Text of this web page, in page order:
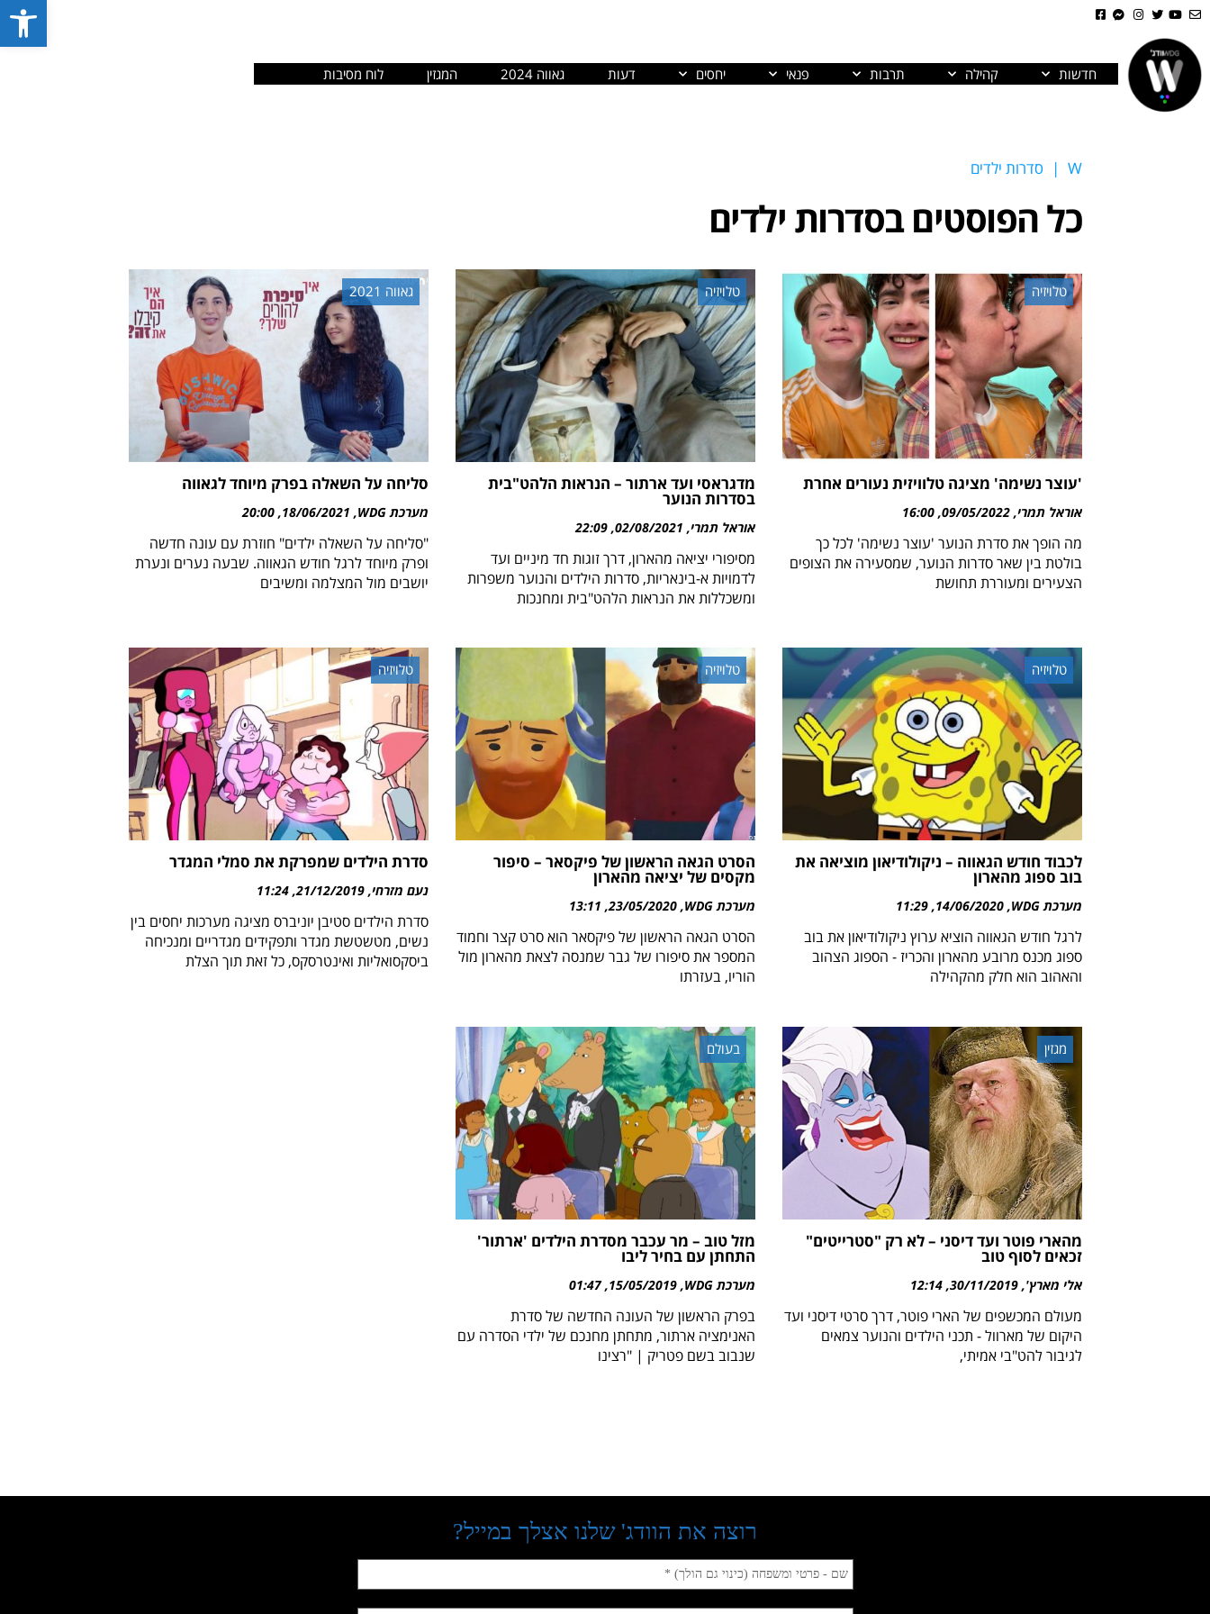
חדשות קהילה תרבות פנאי יחסים דעות גאווה 2024 המגזין לוח מסיבות
W
| סדרות ילדים
כל הפוסטים בסדרות ילדים
טלויזיה
'עוצר נשימה' מציגה טלוויזית נעורים אחרת
אוראל תמרי 09/05/2022
16:00
מה הופך את סדרת הנוער 'עוצר נשימה' לכל כך
בולטת בין שאר סדרות הנוער, שמסעירה את הצופים
הצעירים ומעוררת תחושת
טלויזיה
מדגראסי ועד ארתור – הנראות הלהט"בית
בסדרות הנוער
אוראל תמרי 02/08/2021
22:09
מסיפורי יציאה מהארון, דרך זוגות חד מיניים ועד
לדמויות א-בינאריות, סדרות הילדים והנוער משפרות
ומשכללות את הנראות הלהט"בית ומחנכות
גאווה 2021
סליחה על השאלה בפרק מיוחד לגאווה
מערכת WDG 18/06/2021
20:00
"סליחה על השאלה ילדים" חוזרת עם עונה חדשה
ופרק מיוחד לרגל חודש הגאווה. שבעה נערים ונערת
יושבים מול המצלמה ומשיבים
טלויזיה
לכבוד חודש הגאווה – ניקולודיאון מוציאה את
בוב ספוג מהארון
מערכת WDG 14/06/2020
11:29
לרגל חודש הגאווה הוציא ערוץ ניקולודיאון את בוב
ספוג מכנס מרובע מהארון והכריז - הספוג הצהוב
והאהוב הוא חלק מהקהילה
טלויזיה
הסרט הגאה הראשון של פיקסאר – סיפור
מקסים של יציאה מהארון
מערכת WDG 23/05/2020
13:11
הסרט הגאה הראשון של פיקסאר הוא סרט קצר וחמוד
המספר את סיפורו של גבר שמנסה לצאת מהארון מול
הוריו, בעזרתו
טלויזיה
סדרת הילדים שמפרקת את סמלי המגדר
נעם מזרחי 21/12/2019
11:24
סדרת הילדים סטיבן יוניברס מציגה מערכות יחסים בין
נשים, מטשטשת מגדר ותפקידים מגדריים ומנכיחה
ביסקסואליות ואינטרסקס, כל זאת תוך הצלת
מגזין
מהארי פוטר ועד דיסני – לא רק "סטרייטים"
זכאים לסוף טוב
אלי מארץ' 30/11/2019
12:14
מעולם המכשפים של הארי פוטר, דרך סרטי דיסני ועד
היקום של מארוול - תכני הילדים והנוער צמאים
לגיבור להט"בי אמיתי,
בעולם
מזל טוב – מר עכבר מסדרת הילדים 'ארתור'
התחתן עם בחיר ליבו
מערכת WDG 15/05/2019
01:47
בפרק הראשון של העונה החדשה של סדרת
האנימציה ארתור, מתחתן מחנכם של ילדי הסדרה עם
שנבוב בשם פטריק | "רצינו